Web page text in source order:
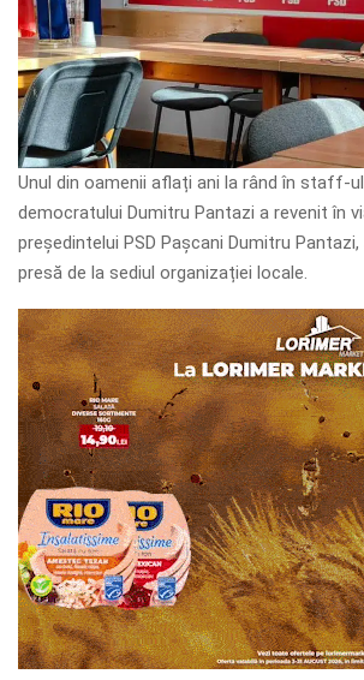
Unul din oamenii aflați ani la rând în staff-
democratului Dumitru Pantazi a revenit în
președintelui PSD Pașcani Dumitru
presă de la sediul organizației locale.